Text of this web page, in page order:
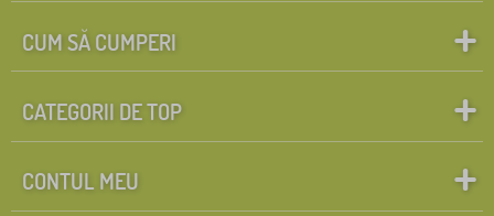
CUM SĂ CUMPERI
CATEGORII DE TOP
CONTUL MEU